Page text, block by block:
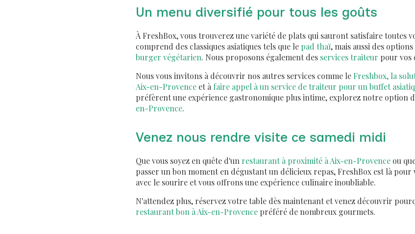
Un menu diversifié pour tous les goûts
À FreshBox, vous trouverez une variété de plats qui sauront satisfaire toutes
comprend des classiques asiatiques tels que le pad thaï, mais aussi des
burger végétarien. Nous proposons également des services traiteur pour vos
Nous vous invitons à découvrir nos autres services comme leFreshbox, la
Aix-en-Provence et à faire appel à un service de traiteur pour un buffet
préfèrent une expérience gastronomique plus intime, explorez notre option
en-Provence.
Venez nous rendre visite ce samedi midi
Que vous soyez en quête d'un restaurant à proximité à Aix-en-Provence ou
passer un bon moment en dégustant un délicieux repas, FreshBox est là pour
avec le sourire et vous offrons une expérience culinaire inoubliable.
N'attendez plus, réservez votre table dès maintenant et venez découvrir
restaurant bon à Aix-en-Provence préféré de nombreux gourmets.